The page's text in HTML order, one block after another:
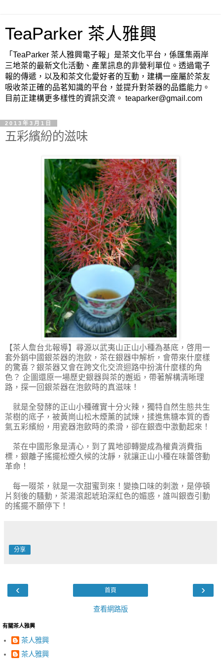
TeaParker 茶人雅興
「TeaParker 茶人雅興電子報」是茶文化平台，係匯集兩岸
三地茶的最新文化活動、產業訊息的非營利單位。透過電子
報的傳遞，以及和茶文化愛好者的互動，建構一座屬於茶友
吸收茶正確的品茗知識的平台，並提升對茶器的品鑑能力。
目前正建構更多樣性的資訊交流。 teaparker@gmail.com
2013年3月1日
五彩繽紛的滋味
【茶人詹台北報導】 尋源以武夷山正山小種為基底，啓用一
套外銷中國銀茶器的泡飲，茶在銀器中解析，會帶來什麼樣
的驚喜？銀茶器又會在跨文化交流迴路中扮演什麼樣的角
色？ 企圖還原一場歷史銀器與茶的邂逅，帶著解構清晰理
路，探一回銀茶器在泡飲時的真滋味！
就是全發酵的正山小種確實十分火辣，獨特自然生態共生
茶樹的底子，被黃崗山松木煙薰的試煉，揉進焦糖本質的香
氣五彩繽紛，用瓷器泡飲時的柔滑，卻在銀壺中激動起來！
茶在中國形象是清心，到了異地卻轉變成為權貴消費指
標，銀離子搖擺松煙久候的沈靜，就讓正山小種在味蕾啓動
革命！
每一啜茶，就是一次甜蜜到來！變換口味的刺激，是停頓
片刻後的騷動，茶湯滾起琥珀深紅色的媚惑，誰叫銀壺引動
的搖擺不願停下！
分享
‹ ›
首頁
查看網路版
有關茶人雅興
茶人雅興
茶人雅興